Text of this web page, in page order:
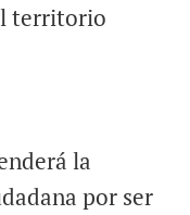
territorio
la
por ser